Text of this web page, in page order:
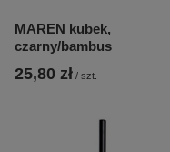
MAREN kubek,
czarny/bambus
25,80 zł / szt.